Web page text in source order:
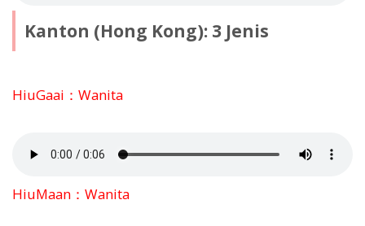
Kanton (Hong Kong): 3 Jenis
HiuGaai：Wanita
HiuMaan：Wanita